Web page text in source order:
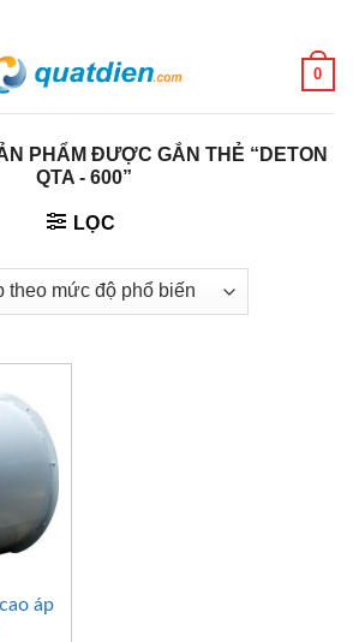
0
PHẨM ĐƯỢC GẮN THẺ “DETON
QTA - 600”
LỌC
áp